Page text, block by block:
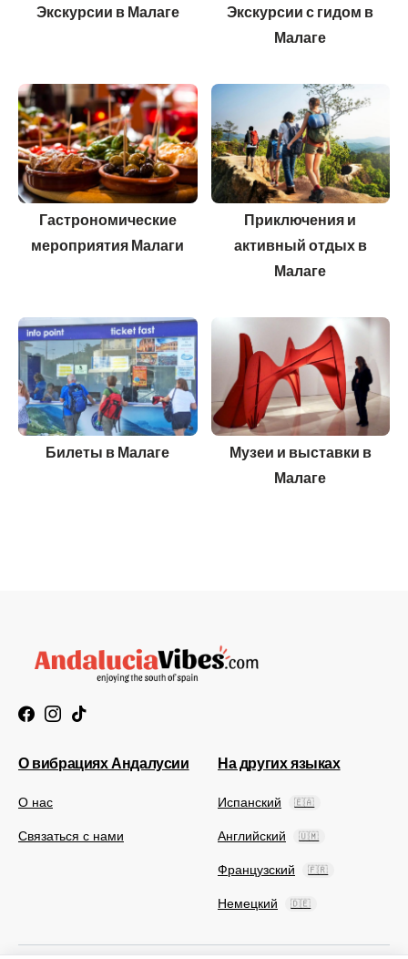
Экскурсии в Малаге
Экскурсии с гидом в
Малаге
Гастрономические
мероприятия Малаги
Приключения и
активный отдых в
Малаге
Билеты в Малаге
Музеи и выставки в
Малаге
О вибрациях Андалусии
О нас
Связаться с нами
На других языках
Испанский 🇪🇦
Английский 🇺🇲
Французский 🇫🇷
Немецкий 🇩🇪